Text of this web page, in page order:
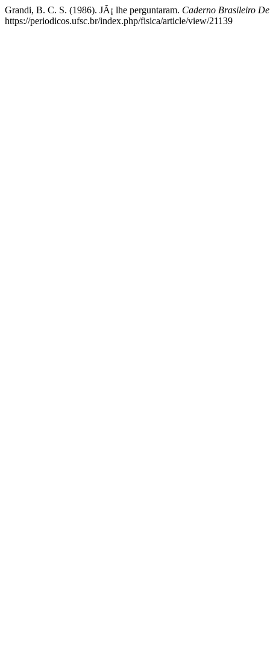
Grandi, B. C. S. (1986). JÃ¡ lhe perguntaram. Caderno Brasileiro
https://periodicos.ufsc.br/index.php/fisica/article/view/21139